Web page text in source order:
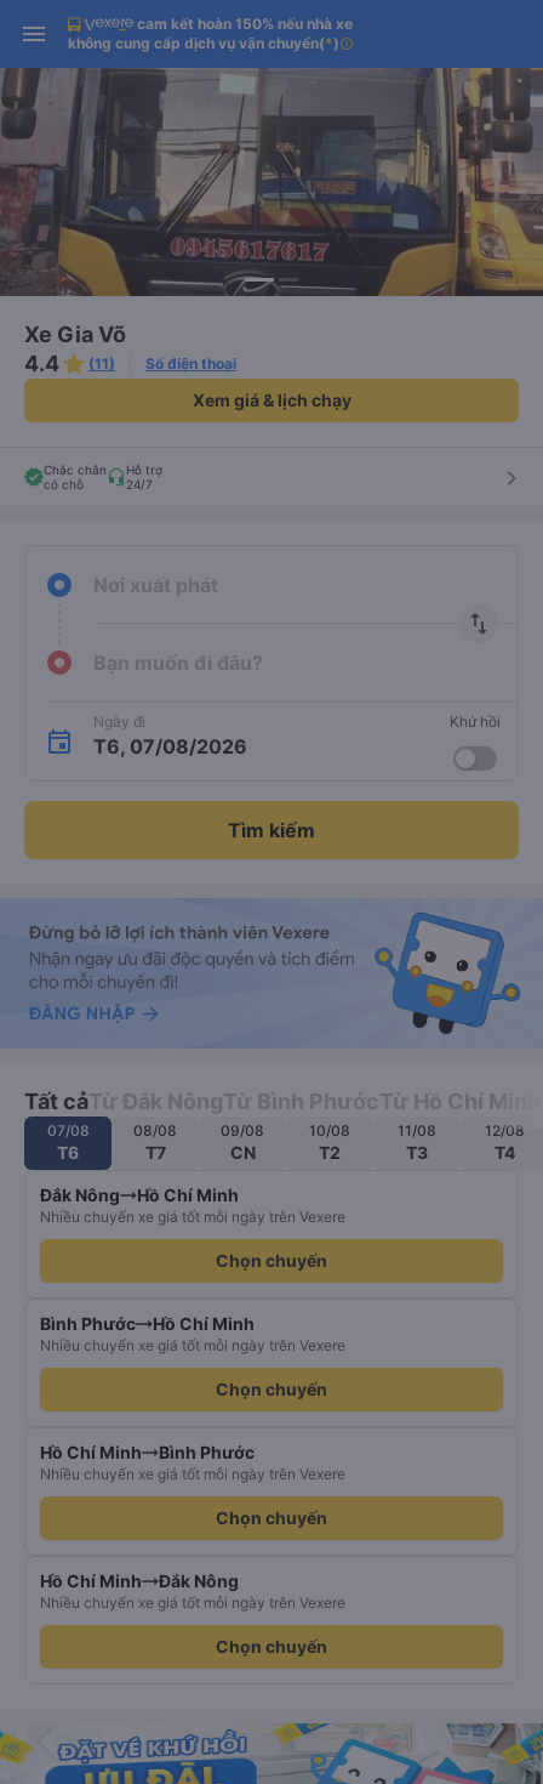
Tải app Vexere ngay!
Nhận ưu đãi thành viên độc
quyền
Tải app Vexere
-30k/ghế khi đặt vé máy bay qua
app
cam kết hoàn 150% nếu nhà xe
không cung cấp dịch vụ vận chuyển(*)info
Xe Gia Võ
4.4
(11) Số điện thoại
Xem giá & lịch chạy
Chắc chắn
có chỗ
Hỗ trợ
24/7
keyboard_arrow_right
Nơi xuất phát
import_export
Bạn muốn đi đâu?
Ngày đi
T6, 07/08/2026
Khứ hồi
Tìm kiếm
Tất cảTừ Đắk NôngTừ Bình PhướcTừ Hồ Chí Minh
07/08
T6
08/08
T7
09/08
CN
10/08
T2
11/08
T3
12/08
T4
Đắk Nông Hồ Chí Minh
Nhiều chuyến xe giá tốt mỗi ngày trên Vexere
Chọn chuyến
Bình Phước Hồ Chí Minh
Nhiều chuyến xe giá tốt mỗi ngày trên Vexere
Chọn chuyến
Hồ Chí Minh Bình Phước
Nhiều chuyến xe giá tốt mỗi ngày trên Vexere
Chọn chuyến
Hồ Chí Minh Đắk Nông
Nhiều chuyến xe giá tốt mỗi ngày trên Vexere
Chọn chuyến